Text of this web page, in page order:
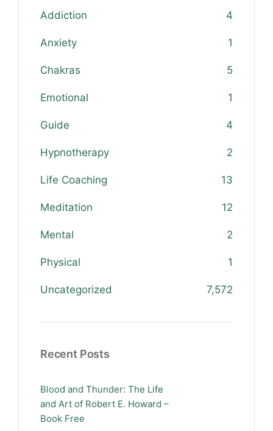
Addiction 4
Anxiety 1
Chakras 5
Emotional 1
Guide 4
Hypnotherapy 2
Life Coaching 13
Meditation 12
Mental 2
Physical 1
Uncategorized 7,572
Recent Posts
Blood and Thunder: The Life
and Art of Robert E. Howard –
Book Free